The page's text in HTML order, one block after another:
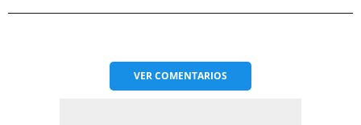
VERCOMENTARIOS